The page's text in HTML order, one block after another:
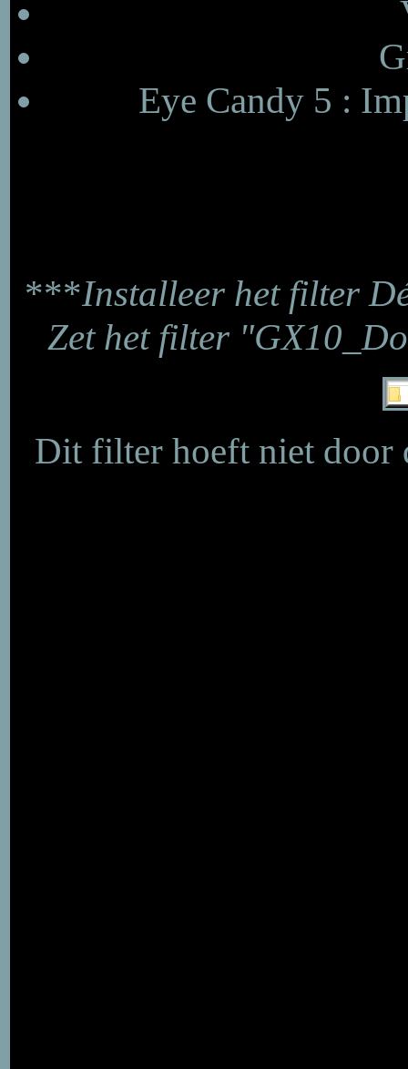
Eye Candy 5 :
***Installeer het filter
Zet het filter
Dit filter hoeft niet door